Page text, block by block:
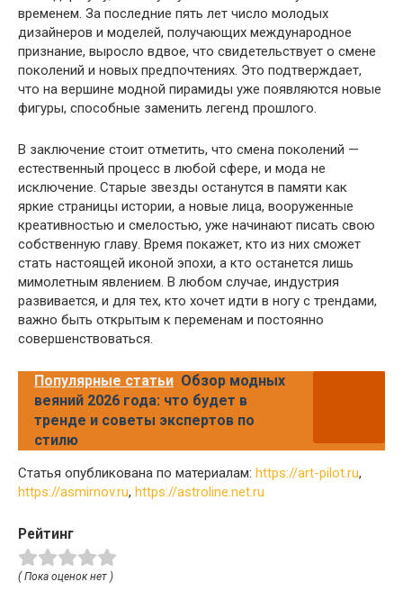
временем. За последние пять лет число молодых
дизайнеров и моделей, получающих международное
признание, выросло вдвое, что свидетельствует о смене
поколений и новых предпочтениях. Это подтверждает,
что на вершине модной пирамиды уже появляются новые
фигуры, способные заменить легенд прошлого.
В заключение стоит отметить, что смена поколений —
естественный процесс в любой сфере, и мода не
исключение. Старые звезды останутся в памяти как
яркие страницы истории, а новые лица, вооруженные
креативностью и смелостью, уже начинают писать свою
собственную главу. Время покажет, кто из них сможет
стать настоящей иконой эпохи, а кто останется лишь
мимолетным явлением. В любом случае, индустрия
развивается, и для тех, кто хочет идти в ногу с трендами,
важно быть открытым к переменам и постоянно
совершенствоваться.
Популярные статьи Обзор модных
веяний 2026 года: что будет в
тренде и советы экспертов по
стилю
Статья опубликована по материалам: https://art-pilot.ru,
https://asmirnov.ru, https://astroline.net.ru
Рейтинг
( Пока оценок нет )